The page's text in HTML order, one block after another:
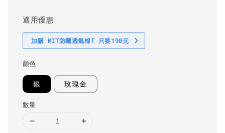
適用優惠
加購 MIT防曬透氣棉T 只要190元
顏色
銀 玫瑰金
數量